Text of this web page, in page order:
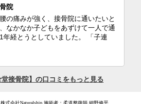
式会社Naturalship 施術者：柔道整復師 細野修平